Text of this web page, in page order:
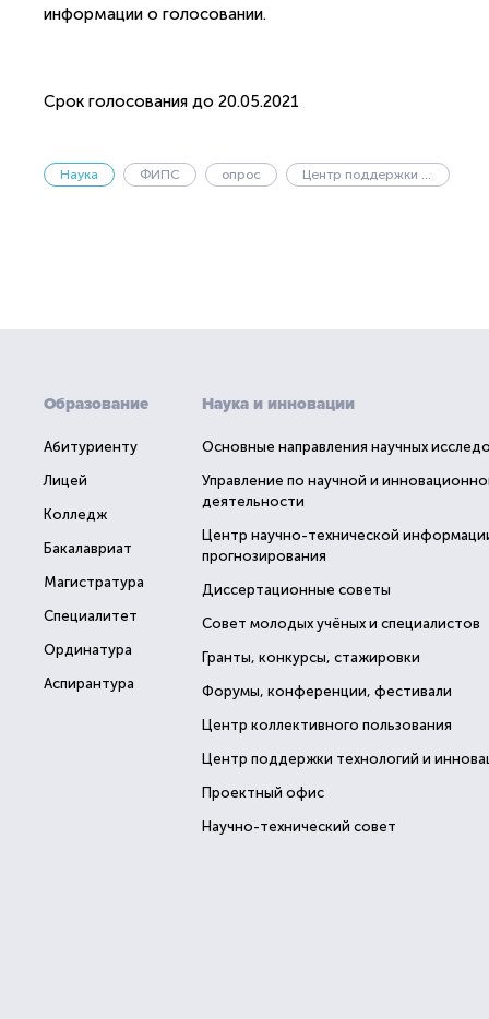
информации о голосовании.
Срок голосования до 20.05.2021
Наука ФИПС опрос Центр поддержки технологий и инноваций
Образование
Абитуриенту
Лицей
Колледж
Бакалавриат
Магистратура
Специалитет
Ординатура
Аспирантура
Наука и инновации
Основные направления научных
Управление по научной и
деятельности
Центр научно-технической
прогнозирования
Диссертационные советы
Совет молодых учёных и специалистов
Гранты, конкурсы, стажировки
Форумы, конференции, фестивали
Центр коллективного пользования
Центр поддержки технологий и
Проектный офис
Научно-технический совет